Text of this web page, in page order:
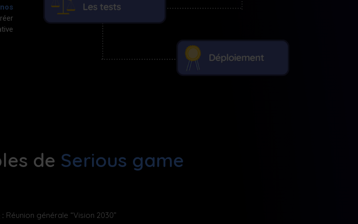
nos
de Serious game
: Réunion générale “Vision 2030”